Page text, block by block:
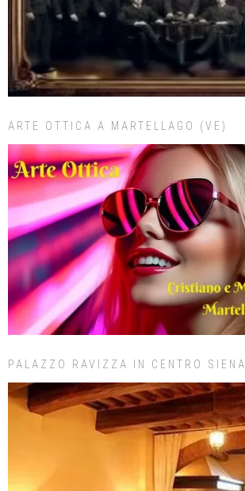
ARTE OTTICA A MARTELLAGO (VE)
PALAZZO RAVIZZA IN CENTRO SIENA